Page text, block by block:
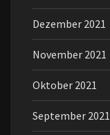
Dezember 2021
November 2021
Oktober 2021
September 2021